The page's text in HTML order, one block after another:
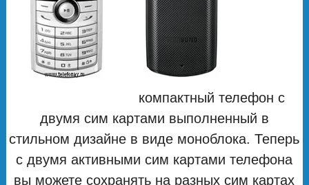
компактный телефон с
двумя сим картами выполненный в
стильном дизайне в виде моноблока. Теперь
с двумя активными сим картами телефона
вы можете сохранять на разных сим картах